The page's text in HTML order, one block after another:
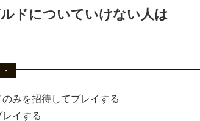
ドについていけない人は
のみを招待してプレイする
レイする